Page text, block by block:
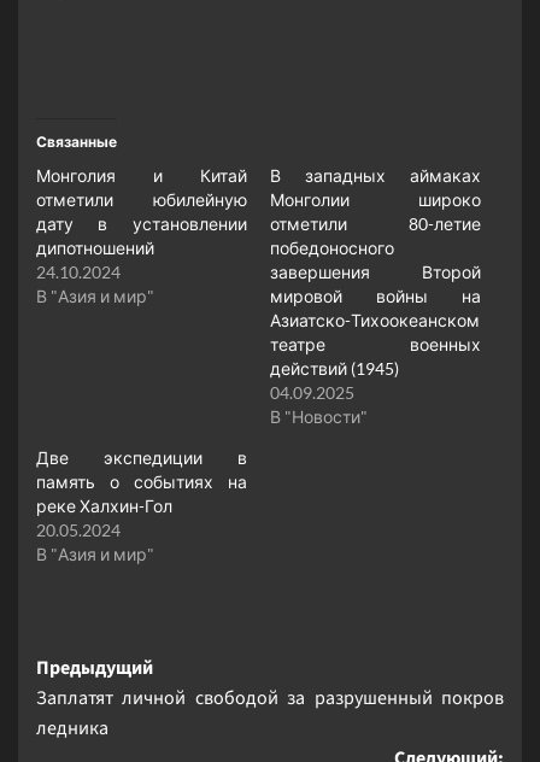
Связанные
Монголия и Китай
отметили юбилейную
дату в установлении
дипотношений
24.10.2024
В "Азия и мир"
В западных аймаках
Монголии широко
отметили 80-летие
победоносного
завершения Второй
мировой войны на
Азиатско-Тихоокеанском
театре военных
действий (1945)
04.09.2025
В "Новости"
Две экспедиции в
память о событиях на
реке Халхин-Гол
20.05.2024
В "Азия и мир"
Навигация
записи
Предыдущий
Заплатят личной свободой за разрушенный покров
ледника